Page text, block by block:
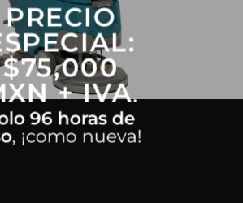
PRECIO
$75,000
+ IVA.
96 horas de
, ¡como nueva!